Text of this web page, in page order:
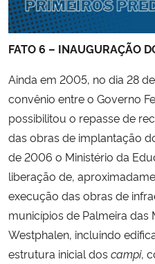
FATO 6 – INAUGURAÇÃO
Ainda em 2005, no dia 28
convênio entre o Governo
possibilitou o repasse de
das obras de implantação
de 2006 o Ministério da
liberação de,
execução das obras de
municípios de Palmeira das
Westphalen, incluindo
estrutura inicial dos campi,